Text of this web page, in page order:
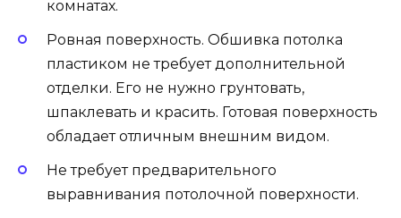
комнатах.
Ровная поверхность. Обшивка потолка
пластиком не требует дополнительной
отделки. Его не нужно грунтовать,
шпаклевать и красить. Готовая поверхность
обладает отличным внешним видом.
Не требует предварительного
выравнивания потолочной поверхности.